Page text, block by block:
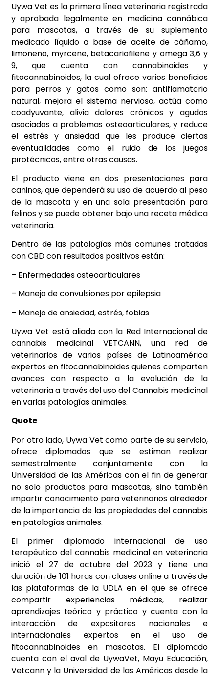
Uywa Vet es la primera línea veterinaria registrada
y aprobada legalmente en medicina cannábica
para mascotas, a través de su suplemento
medicado líquido a base de aceite de cáñamo,
limoneno, myrcene, betacariofilene y omega 3,6 y
9, que cuenta con cannabinoides y
fitocannabinoides, la cual ofrece varios beneficios
para perros y gatos como son: antiflamatorio
natural, mejora el sistema nervioso, actúa como
coadyuvante, alivia dolores crónicos y agudos
asociados a problemas osteoarticulares, y reduce
el estrés y ansiedad que les produce ciertas
eventualidades como el ruido de los juegos
pirotécnicos, entre otras causas.
El producto viene en dos presentaciones para
caninos, que dependerá su uso de acuerdo al peso
de la mascota y en una sola presentación para
felinos y se puede obtener bajo una receta médica
veterinaria.
Dentro de las patologías más comunes tratadas
con CBD con resultados positivos están:
– Enfermedades osteoarticulares
– Manejo de convulsiones por epilepsia
– Manejo de ansiedad, estrés, fobias
Uywa Vet está aliada con la Red Internacional de
cannabis medicinal VETCANN, una red de
veterinarios de varios países de Latinoamérica
expertos en fitocannabinoides quienes comparten
avances con respecto a la evolución de la
veterinaria a través del uso del Cannabis medicinal
en varias patologías animales.
Quote
Por otro lado, Uywa Vet como parte de su servicio,
ofrece diplomados que se estiman realizar
semestralmente conjuntamente con la
Universidad de las Américas con el fin de generar
no solo productos para mascotas, sino también
impartir conocimiento para veterinarios alrededor
de la importancia de las propiedades del cannabis
en patologías animales.
El primer diplomado internacional de uso
terapéutico del cannabis medicinal en veterinaria
inició el 27 de octubre del 2023 y tiene una
duración de 101 horas con clases online a través de
las plataformas de la UDLA en el que se ofrece
compartir experiencias médicas, realizar
aprendizajes teórico y práctico y cuenta con la
interacción de expositores nacionales e
internacionales expertos en el uso de
fitocannabinoides en mascotas. El diplomado
cuenta con el aval de UywaVet, Mayu Educación,
Vetcann y la Universidad de las Américas desde la